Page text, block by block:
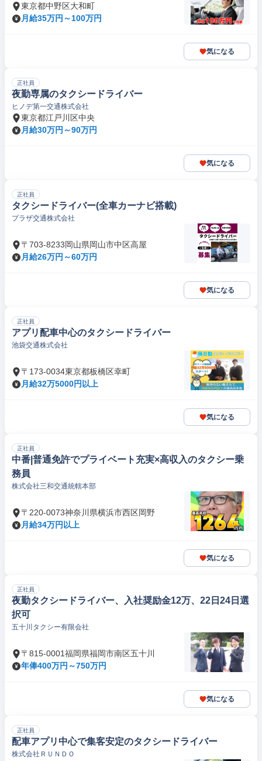
東京都中野区大和町
月給35万円～100万円
気になる
正社員
夜勤専属のタクシードライバー
ヒノデ第一交通株式会社
東京都江戸川区中央
月給30万円～90万円
気になる
正社員
タクシードライバー(全車カーナビ搭載)
プラザ交通株式会社
〒703-8233岡山県岡山市中区高屋
月給26万円～60万円
気になる
正社員
アプリ配車中心のタクシードライバー
池袋交通株式会社
〒173-0034東京都板橋区幸町
月給32万5000円以上
気になる
正社員
中番|普通免許でプライベート充実×高収入のタクシー乗
務員
株式会社三和交通統轄本部
〒220-0073神奈川県横浜市西区岡野
月給34万円以上
気になる
正社員
夜勤タクシードライバー、入社奨励金12万、22日24日選
択可
五十川タクシー有限会社
〒815-0001福岡県福岡市南区五十川
年俸400万円～750万円
気になる
正社員
配車アプリ中心で集客安定のタクシードライバー
株式会社ＲＵＮＤＯ